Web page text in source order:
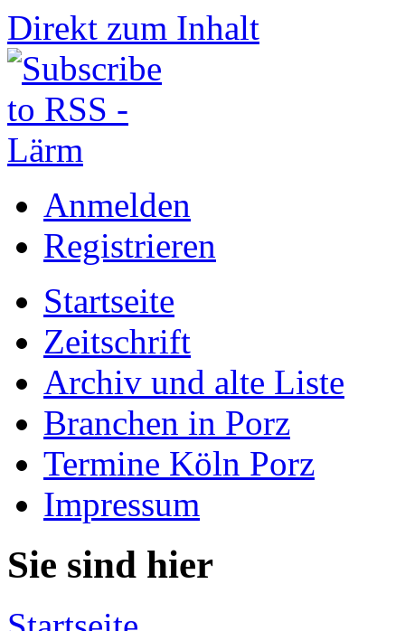
Direkt zum Inhalt
Anmelden
Registrieren
Startseite
Zeitschrift
Archiv und alte Liste
Branchen in Porz
Termine Köln Porz
Impressum
Sie sind hier